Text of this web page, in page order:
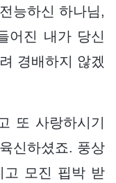
능하신 하나님,
어진 내가 당신
경배하지 않겠
또 사랑하시기
신하셨죠. 풍상
고 모진 핍박 받